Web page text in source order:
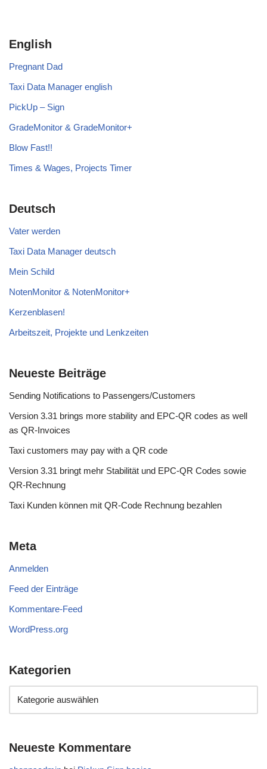
English
Pregnant Dad
Taxi Data Manager english
PickUp – Sign
GradeMonitor & GradeMonitor+
Blow Fast!!
Times & Wages, Projects Timer
Deutsch
Vater werden
Taxi Data Manager deutsch
Mein Schild
NotenMonitor & NotenMonitor+
Kerzenblasen!
Arbeitszeit, Projekte und Lenkzeiten
Neueste Beiträge
Sending Notifications to Passengers/Customers
Version 3.31 brings more stability and EPC-QR codes as well
as QR-Invoices
Taxi customers may pay with a QR code
Version 3.31 bringt mehr Stabilität und EPC-QR Codes sowie
QR-Rechnung
Taxi Kunden können mit QR-Code Rechnung bezahlen
Meta
Anmelden
Feed der Einträge
Kommentare-Feed
WordPress.org
Kategorien
Neueste Kommentare